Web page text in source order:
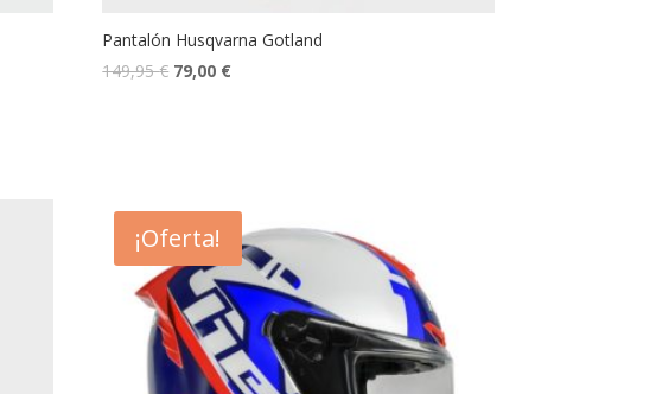
Pantalón Husqvarna Gotland
149,95€ 79,00 €
¡Oferta!